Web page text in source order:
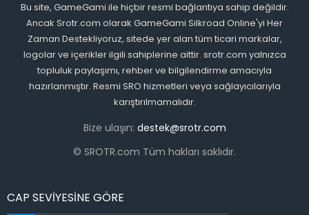
Bu site, GameGami ile hiçbir resmi bağlantıya sahip değildir.
Ancak Srotr.com olarak GameGami Silkroad Online'yi Her
Zaman Destekliyoruz, sitede yer alan tüm ticari markalar,
logolar ve içerikler ilgili sahiplerine aittir. srotr.com yalnızca
topluluk paylaşımı, rehber ve bilgilendirme amacıyla
hazırlanmıştır. Resmi SRO hizmetleri veya sağlayıcılarıyla
karıştırılmamalıdır.
Bize ulaşın: destek@srotr.com
© SROTR.com Tüm hakları saklıdır.
CAP SEVİYESİNE GÖRE